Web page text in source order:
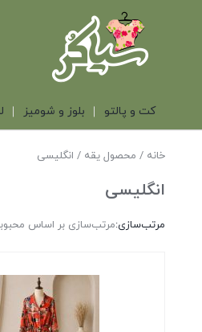
کت و پالتو بلوز و شومیز
خانه / محصول یقه / انگلیسی
انگلیسی
مرتب‌سازی:مرتب‌سازی بر اساس